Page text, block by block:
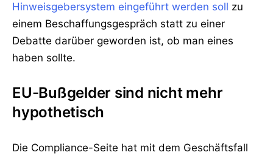
Hinweisgebersystem eingeführt werden soll zu
einem Beschaffungsgespräch statt zu einer
Debatte darüber geworden ist, ob man eines
haben sollte.
EU-Bußgelder sind nicht mehr
hypothetisch
Die Compliance-Seite hat mit dem Geschäftsfall